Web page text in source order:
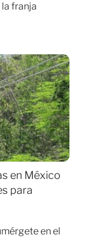
franja
en México
para
en el